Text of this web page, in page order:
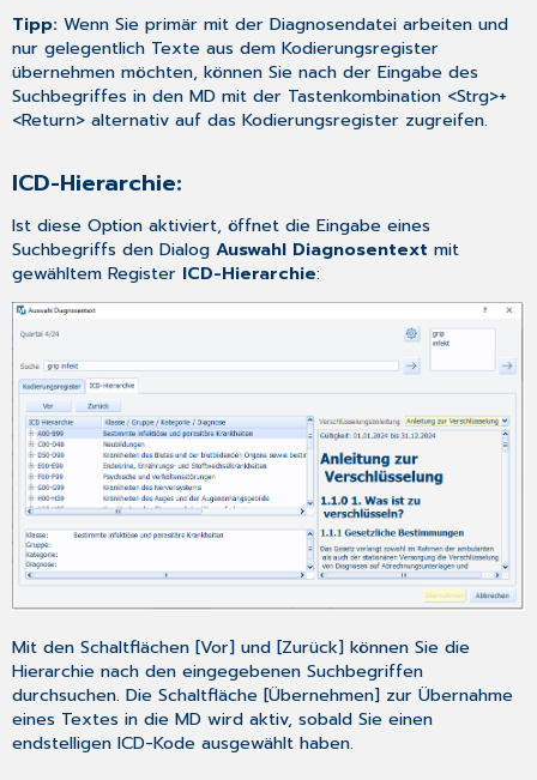
Tipp:Wenn Sie primär mit der Diagnosendatei arbeiten und
nur gelegentlich Texte aus dem Kodierungsregister
übernehmen möchten, können Sie nach der Eingabe des
Suchbegriffes in den MD mit der Tastenkombination <Strg>+
<Return> alternativ auf das Kodierungsregister zugreifen.
ICD-Hierarchie:
Ist diese Option aktiviert, öffnet die Eingabe eines
Suchbegriffs den DialogAuswahl Diagnosentext mit
gewähltem Register ICD-Hierarchie:
Mit den Schaltflächen [Vor] und [Zurück] können Sie die
Hierarchie nach den eingegebenen Suchbegriffen
durchsuchen. Die Schaltfläche [Übernehmen] zur Übernahme
eines Textes in die MD wird aktiv, sobald Sie einen
endstelligen ICD-Kode ausgewählt haben.